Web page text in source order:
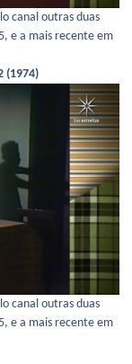
canal outras duas
e a mais recente em
(1974)
canal outras duas
e a mais recente em